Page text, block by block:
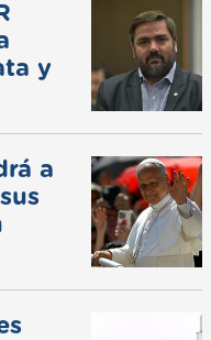
y
a